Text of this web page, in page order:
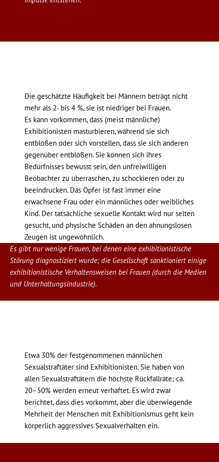
Es gibt nur wenige Frauen, bei denen eine exhibitionistische
Störung diagnostiziert wurde; die Gesellschaft sanktioniert einige
exhibitionistische Verhaltensweisen bei Frauen (durch die Medien
und Unterhaltungsindustrie).
Die geschätzte Häufigkeit bei Männern beträgt nicht
mehr als 2- bis 4 %, sie ist niedriger bei Frauen.
Es kann vorkommen, dass (meist männliche)
Exhibitionisten masturbieren, während sie sich
entblößen oder sich vorstellen, dass sie sich anderen
gegenüber entblößen. Sie können sich ihres
Bedürfnisses bewusst sein, den unfreiwilligen
Beobachter zu überraschen, zu schockieren oder zu
beeindrucken. Das Opfer ist fast immer eine
erwachsene Frau oder ein männliches oder weibliches
Kind. Der tatsächliche sexuelle Kontakt wird nur selten
gesucht, und physische Schäden an den ahnungslosen
Zeugen ist ungewöhnlich.
Etwa 30% der festgenommenen männlichen
Sexualstraftäter sind Exhibitionisten. Sie haben von
allen Sexualstraftätern die höchste Rückfallrate; ca.
20–50% werden erneut verhaftet. Es wird zwar
berichtet, dass dies vorkommt, aber die überwiegende
Mehrheit der Menschen mit Exhibitionismus geht kein
körperlich aggressives Sexualverhalten ein.